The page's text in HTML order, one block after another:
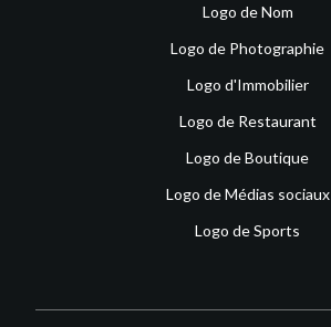
Logo de Nom
Logo de Photographie
Logo d'Immobilier
Logo de Restaurant
Logo de Boutique
Logo de Médias sociaux
Logo de Sports